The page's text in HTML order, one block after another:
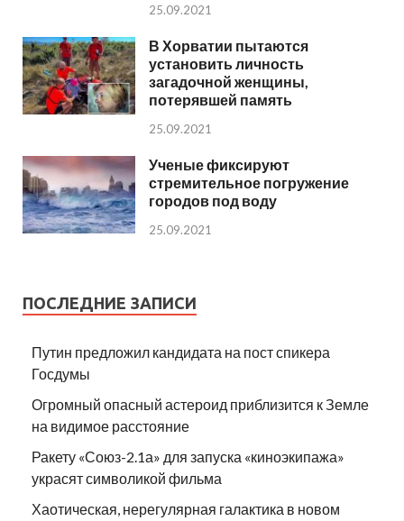
25.09.2021
В Хорватии пытаются
установить личность
загадочной женщины,
потерявшей память
25.09.2021
Ученые фиксируют
стремительное погружение
городов под воду
25.09.2021
ПОСЛЕДНИЕ ЗАПИСИ
Путин предложил кандидата на пост спикера
Госдумы
Огромный опасный астероид приблизится к Земле
на видимое расстояние
Ракету «Союз-2.1а» для запуска «киноэкипажа»
украсят символикой фильма
Хаотическая, нерегулярная галактика в новом